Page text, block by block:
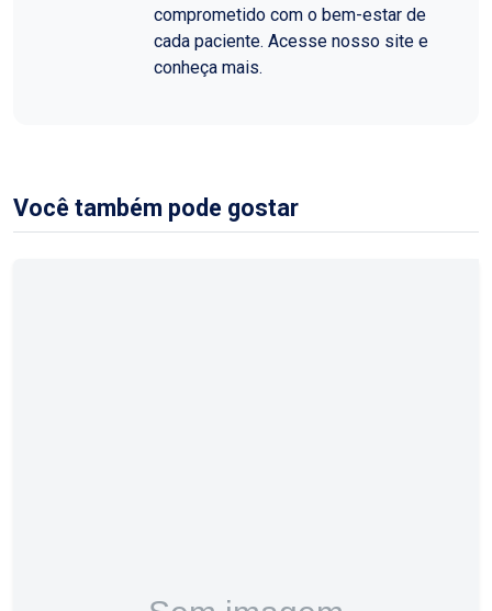
comprometido com o bem-estar de
cada paciente. Acesse nosso site e
conheça mais.
Você também pode gostar